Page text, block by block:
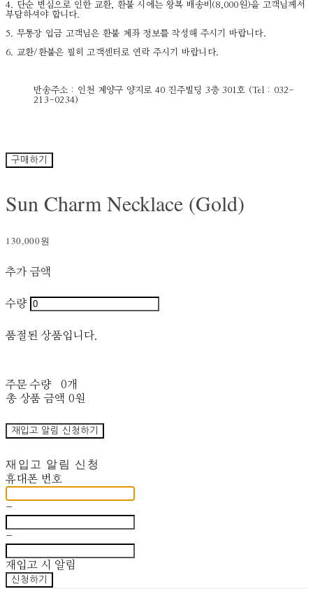
4. 단순 변심으로 인한 교환, 환불 시에는 왕복 배송비(8,000원)을 고객님께서
부담하셔야 합니다.
5. 무통장 입금 고객님은 환불 계좌 정보를 작성해 주시기 바랍니다.
6. 교환/환불은 필히 고객센터로 연락 주시기 바랍니다.
반송주소 : 인천 계양구 양지로 40 진주빌딩 3층 301호 (Tel : 032-
213-0234)
구매하기
Sun Charm Necklace (Gold)
130,000원
추가 금액
수량
품절된 상품입니다.
주문 수량
0개
총 상품 금액 0원
재입고 알림 신청하기
재입고 알림 신청
휴대폰 번호
-
-
재입고 시 알림
신청하기